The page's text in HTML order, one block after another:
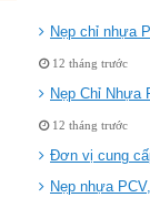
Nẹp chỉ nhựa PVC
12 tháng trước
Nẹp Chỉ Nhựa
12 tháng trước
Đơn vị cung cấp
Nẹp nhựa PCV, Nẹp